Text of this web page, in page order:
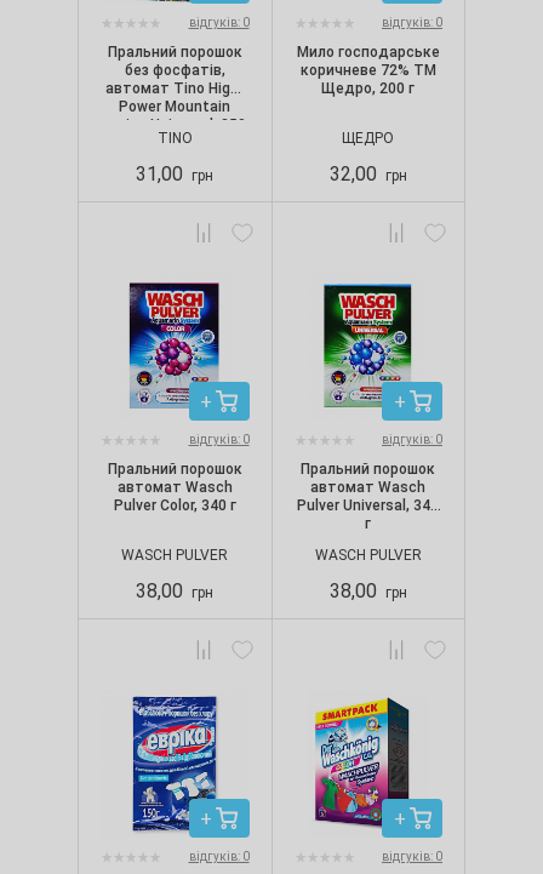
відгуків: 0
Пральний порошок
без фосфатів,
автомат Tino High-
Power Mountain
spring Universal, 350
г
TINO
31,00 грн
відгуків: 0
Мило господарське
коричневе 72% ТМ
Щедро, 200 г
ЩЕДРО
32,00 грн
відгуків: 0
Пральний порошок
автомат Wasch
Pulver Color, 340 г
WASCH PULVER
38,00 грн
відгуків: 0
Пральний порошок
автомат Wasch
Pulver Universal, 340
г
WASCH PULVER
38,00 грн
відгуків: 0 відгуків: 0